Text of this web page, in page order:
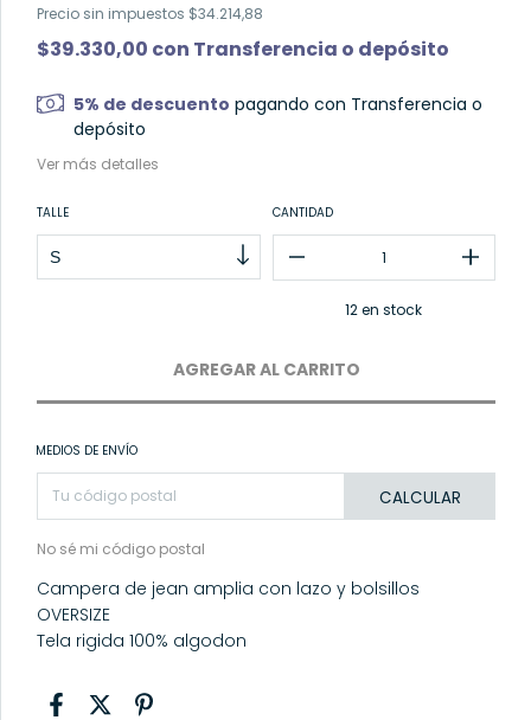
Precio sin impuestos $34.214,88
$39.330,00 con Transferencia o depósito
5% de descuento pagando con Transferencia o
depósito
Ver más detalles
TALLE CANTIDAD
12en stock
MEDIOS DE ENVÍO
CALCULAR
No sé mi código postal
Campera de jean amplia con lazo y bolsillos
OVERSIZE
Tela rigida 100% algodon